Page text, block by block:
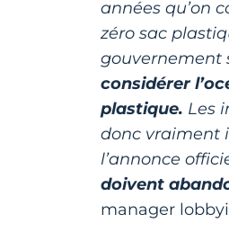
années qu’on
zéro sac
gouvernement
considérer
plastique. Les
donc vraiment
l’annonce
doivent
manager